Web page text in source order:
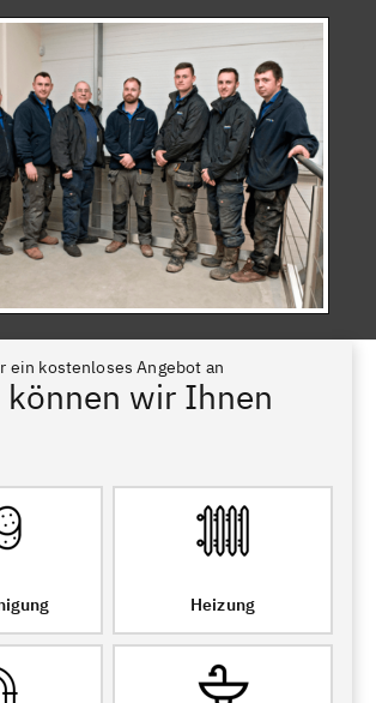
ein kostenloses Angebot an
können wir Ihnen
Heizung